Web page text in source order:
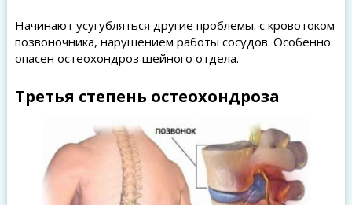
Начинают усугубляться другие проблемы: с кровотоком
позвоночника, нарушением работы сосудов. Особенно
опасен остеохондроз шейного отдела.
Третья степень остеохондроза